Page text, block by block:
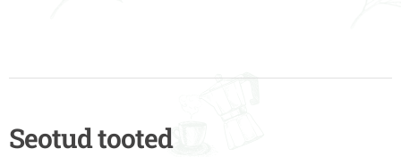
Seotud tooted